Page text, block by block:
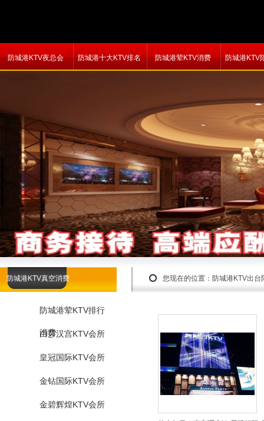
防城港KTV夜总会 防城港十大KTV排名 防城港荤KTV消费 防城港KTV
您现在的位置： 防城港KTV出
防城港KTV真空消费
防城港荤KTV排行
消费
白莎汉宫KTV会所
皇冠国际KTV会所
金钻国际KTV会所
金碧辉煌KTV会所